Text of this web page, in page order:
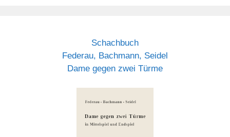
Schachbuch
Federau, Bachmann, Seidel
Dame gegen zwei Türme